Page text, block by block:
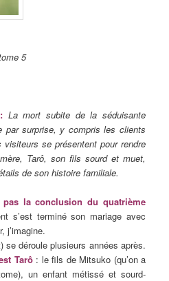
5
: La mort subite de la séduisante
par surprise, y compris les clients
se présentent pour rendre
Tarô, son fils sourd et muet,
de son histoire familiale.
pas la conclusion du quatrième
s’est terminé son mariage avec
j’imagine.
déroule plusieurs années après.
Tarô: le fils de Mitsuko (qu’on a
un enfant métissé et sourd-